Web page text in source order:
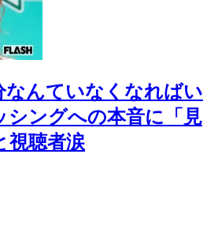
なんていなくなればい
シングへの本音に「見
視聴者涙